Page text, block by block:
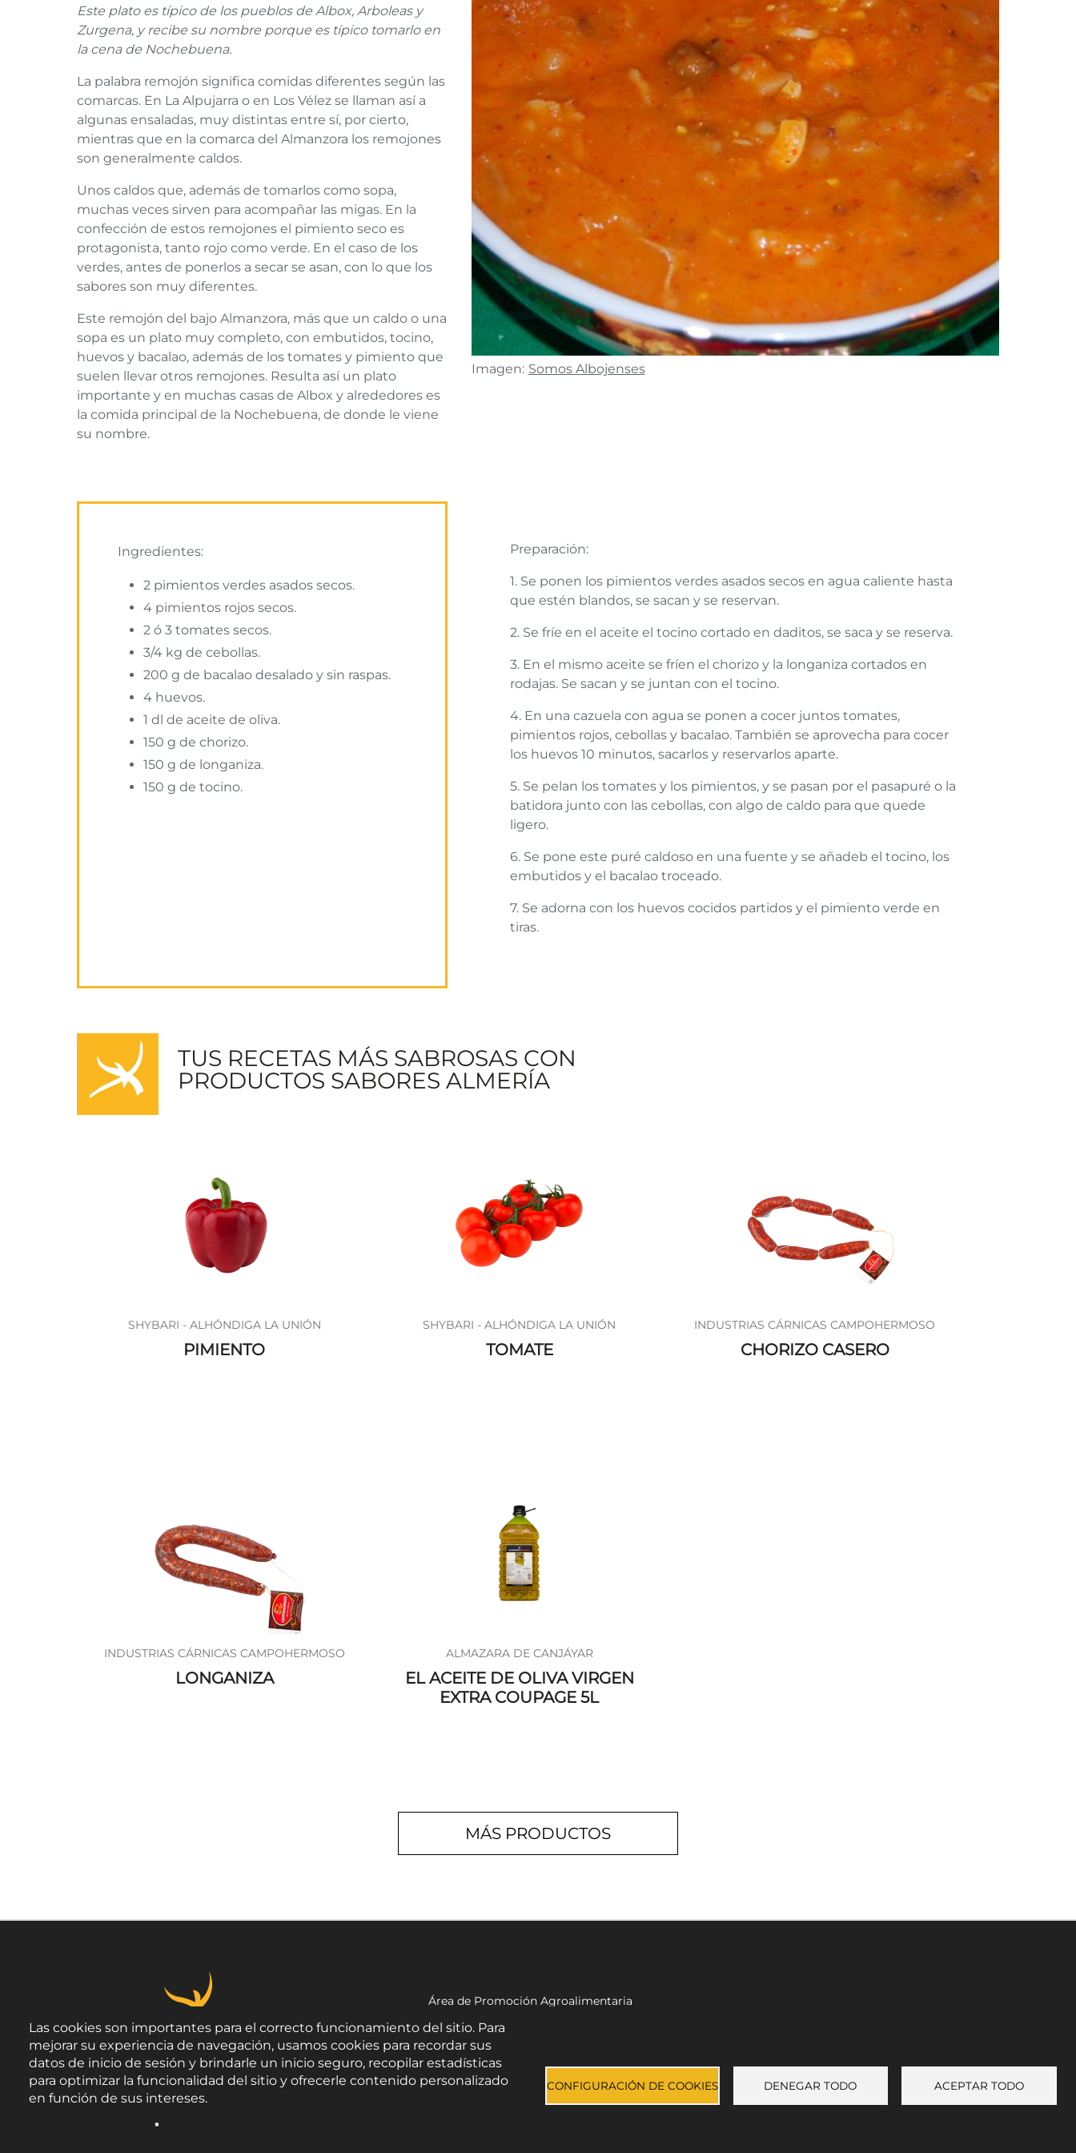
Este plato es típico de los pueblos de Albox, Arboleas y
Zurgena, y recibe su nombre porque es típico tomarlo en
la cena de Nochebuena.
La palabra remojón significa comidas diferentes según las
comarcas. En La Alpujarra o en Los Vélez se llaman así a
algunas ensaladas, muy distintas entre sí, por cierto,
mientras que en la comarca del Almanzora los remojones
son generalmente caldos.
Unos caldos que, además de tomarlos como sopa,
muchas veces sirven para acompañar las migas. En la
confección de estos remojones el pimiento seco es
protagonista, tanto rojo como verde. En el caso de los
verdes, antes de ponerlos a secar se asan, con lo que los
sabores son muy diferentes.
Este remojón del bajo Almanzora, más que un caldo o una
sopa es un plato muy completo, con embutidos, tocino,
huevos y bacalao, además de los tomates y pimiento que
suelen llevar otros remojones. Resulta así un plato
importante y en muchas casas de Albox y alrededores es
la comida principal de la Nochebuena, de donde le viene
su nombre.
Imagen: Somos Albojenses
Ingredientes:
2 pimientos verdes asados secos.
4 pimientos rojos secos.
2 ó 3 tomates secos.
3/4 kg de cebollas.
200 g de bacalao desalado y sin raspas.
4 huevos.
1 dl de aceite de oliva.
150 g de chorizo.
150 g de longaniza.
150 g de tocino.
Preparación:
1. Se ponen los pimientos verdes asados secos en agua caliente hasta
que estén blandos, se sacan y se reservan.
2. Se fríe en el aceite el tocino cortado en daditos, se saca y se reserva.
3. En el mismo aceite se fríen el chorizo y la longaniza cortados en
rodajas. Se sacan y se juntan con el tocino.
4. En una cazuela con agua se ponen a cocer juntos tomates,
pimientos rojos, cebollas y bacalao. También se aprovecha para cocer
los huevos 10 minutos, sacarlos y reservarlos aparte.
5. Se pelan los tomates y los pimientos, y se pasan por el pasapuré o la
batidora junto con las cebollas, con algo de caldo para que quede
ligero.
6. Se pone este puré caldoso en una fuente y se añadeb el tocino, los
embutidos y el bacalao troceado.
7. Se adorna con los huevos cocidos partidos y el pimiento verde en
tiras.
TUS RECETAS MÁS SABROSAS CON
PRODUCTOS SABORES ALMERÍA
SHYBARI - ALHÓNDIGA LA UNIÓN
PIMIENTO
SHYBARI - ALHÓNDIGA LA UNIÓN
TOMATE
INDUSTRIAS CÁRNICAS CAMPOHERMOSO
CHORIZO CASERO
INDUSTRIAS CÁRNICAS CAMPOHERMOSO
LONGANIZA
ALMAZARA DE CANJÁYAR
EL ACEITE DE OLIVA VIRGEN
EXTRA COUPAGE 5L
MÁS PRODUCTOS
Área de Promoción Agroalimentaria
C/ Navarro Rodrigo, 17.
CP 04001. Almería.
Aviso legal-Política de privacidad-Accesibilidad
Las cookies son importantes para el correcto funcionamiento del sitio. Para
mejorar su experiencia de navegación, usamos cookies para recordar sus
datos de inicio de sesión y brindarle un inicio seguro, recopilar estadísticas
para optimizar la funcionalidad del sitio y ofrecerle contenido personalizado
en función de sus intereses.
CONFIGURACIÓN DE COOKIES DENEGAR TODO ACEPTAR TODO